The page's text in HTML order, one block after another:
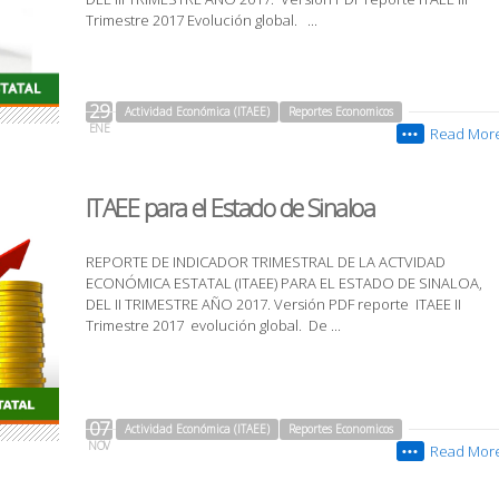
Trimestre 2017 Evolución global. ...
29
ENE
Actividad Económica (ITAEE) Reportes Economicos
Read
•••
ITAEE para el Estado de Sinaloa
REPORTE DE INDICADOR TRIMESTRAL DE LA ACTVIDAD
ECONÓMICA ESTATAL (ITAEE) PARA EL ESTADO DE SINALOA,
DEL II TRIMESTRE AÑO 2017. Versión PDF reporte ITAEE II
Trimestre 2017 evolución global. De ...
07
NOV
Actividad Económica (ITAEE) Reportes Economicos
Read
•••